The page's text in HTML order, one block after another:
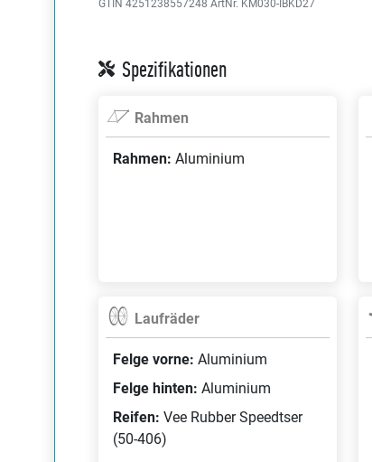
GTIN 4251238557248 ArtNr. KM030-IBKD27
Spezifikationen
Rahmen
Rahmen: Aluminium
Laufräder
Felge vorne: Aluminium
Felge hinten: Aluminium
Reifen: Vee Rubber Speedtser
(50-406)